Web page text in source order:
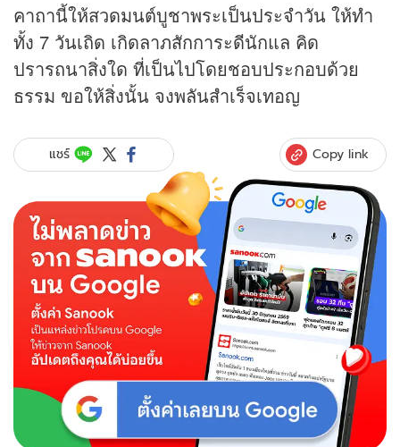
คาถานี้ให้สวดมนต์บูชาพระเป็นประจำวัน ให้ทำ
ทั้ง 7 วันเถิด เกิดลาภสักการะดีนักแล คิด
ปรารถนาสิ่งใด ที่เป็นไปโดยชอบประกอบด้วย
ธรรม ขอให้สิ่งนั้น จงพลันสำเร็จเทอญ
แชร์ Copy link